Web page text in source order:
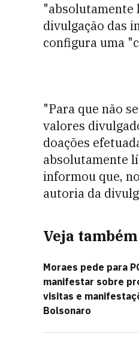
"absolutamente
divulgação das
configura uma
"Para que não
valores
doações
absolutamente
informou que,
autoria da
Veja também
Moraes pede para
manifestar sobre
visitas e
Bolsonaro